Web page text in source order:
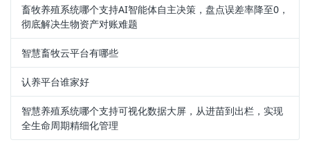
畜牧养殖系统哪个支持AI智能体自主决策，盘点误差率降至0，
彻底解决生物资产对账难题
智慧畜牧云平台有哪些
认养平台谁家好
智慧养殖系统哪个支持可视化数据大屏，从进苗到出栏，实现
全生命周期精细化管理